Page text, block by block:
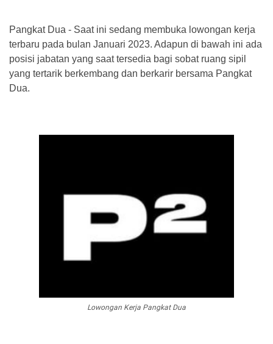
Pangkat Dua - Saat ini sedang membuka lowongan kerja
terbaru pada bulan Januari 2023. Adapun di bawah ini ada
posisi jabatan yang saat tersedia bagi sobat ruang sipil
yang tertarik berkembang dan berkarir bersama Pangkat
Dua.
Lowongan Kerja Pangkat Dua